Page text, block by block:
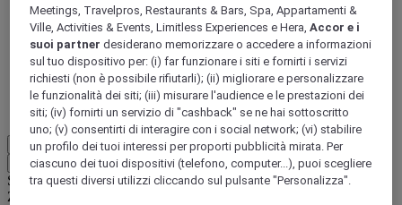
15% di sconto tutto l'annosui tuoi soggiorni in +30
marchi
ISCRIVITI SUBITO
Più
Indietro
Selezionare il Paese e la lingua qui di seguito
Zona geografica
Meetings, Travelpros, Restaurants & Bars, Spa, Appartamenti &
Ville, Activities & Events, Limitless Experiences e Hera,Accor e i
suoi partner desiderano memorizzare o accedere a informazioni
sul tuo dispositivo per: (i) far funzionare i siti e fornirti i servizi
richiesti (non è possibile rifiutarli); (ii) migliorare e personalizzare
le funzionalità dei siti; (iii) misurare l'audience e le prestazioni dei
siti; (iv) fornirti un servizio di "cashback" se ne hai sottoscritto
uno; (v) consentirti di interagire con i social network; (vi) stabilire
un profilo dei tuoi interessi per proporti pubblicità mirata. Per
ciascuno dei tuoi dispositivi (telefono, computer...), puoi scegliere
tra questi diversi utilizzi cliccando sul pulsante "Personalizza".